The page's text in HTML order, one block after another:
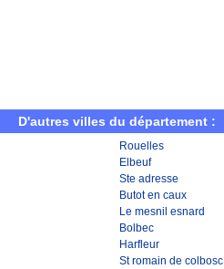
D'autres villes du département :
Rouelles
Elbeuf
Ste adresse
Butot en caux
Le mesnil esnard
Bolbec
Harfleur
St romain de colbosc